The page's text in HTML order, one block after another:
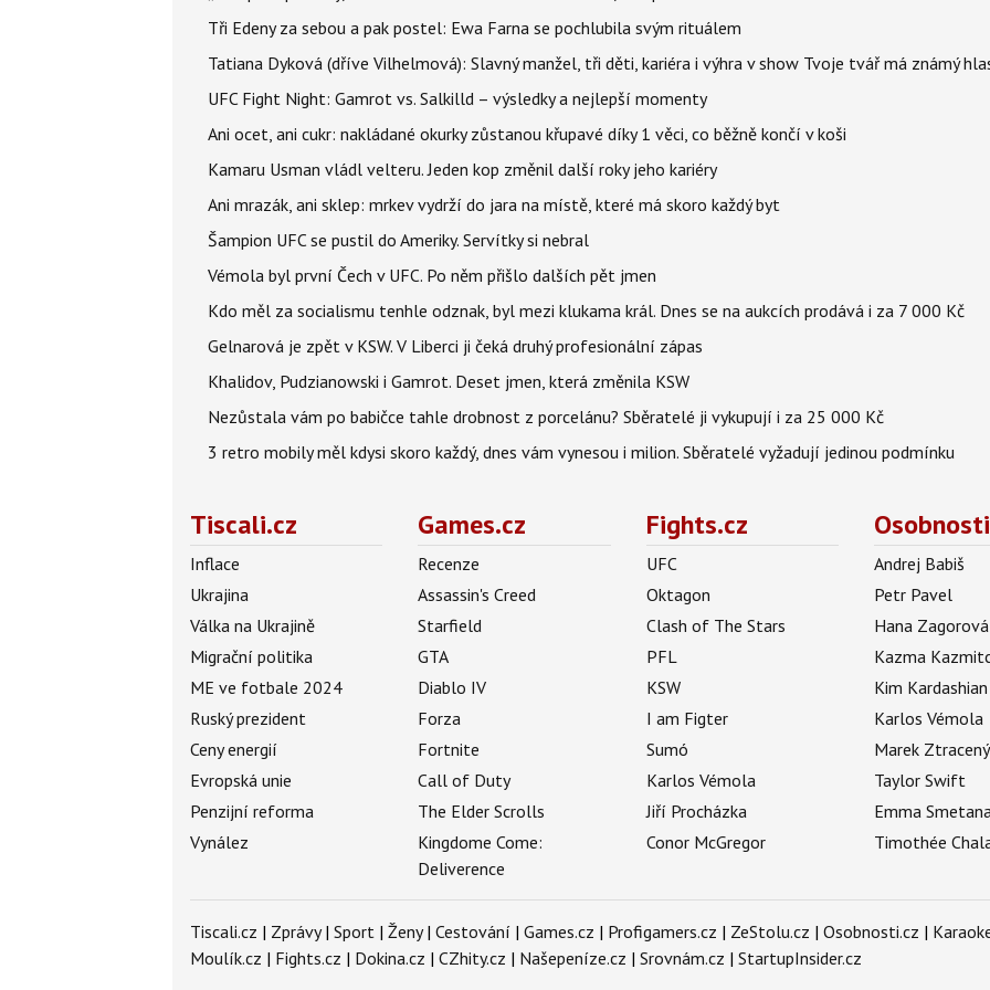
Tři Edeny za sebou a pak postel: Ewa Farna se pochlubila svým rituálem
Tatiana Dyková (dříve Vilhelmová): Slavný manžel, tři děti, kariéra i výhra v show Tvoje tvář má známý
UFC Fight Night: Gamrot vs. Salkilld – výsledky a nejlepší momenty
Ani ocet, ani cukr: nakládané okurky zůstanou křupavé díky 1 věci, co běžně končí v koši
Kamaru Usman vládl velteru. Jeden kop změnil další roky jeho kariéry
Ani mrazák, ani sklep: mrkev vydrží do jara na místě, které má skoro každý byt
Šampion UFC se pustil do Ameriky. Servítky si nebral
Vémola byl první Čech v UFC. Po něm přišlo dalších pět jmen
Kdo měl za socialismu tenhle odznak, byl mezi klukama král. Dnes se na aukcích prodává i za 7 000 Kč
Gelnarová je zpět v KSW. V Liberci ji čeká druhý profesionální zápas
Khalidov, Pudzianowski i Gamrot. Deset jmen, která změnila KSW
Nezůstala vám po babičce tahle drobnost z porcelánu? Sběratelé ji vykupují i za 25 000 Kč
3 retro mobily měl kdysi skoro každý, dnes vám vynesou i milion. Sběratelé vyžadují jedinou podmínku
Tiscali.cz
Inflace
Ukrajina
Válka na Ukrajině
Migrační politika
ME ve fotbale 2024
Ruský prezident
Ceny energií
Evropská unie
Penzijní reforma
Vynález
Games.cz
Recenze
Assassin's Creed
Starfield
GTA
Diablo IV
Forza
Fortnite
Call of Duty
The Elder Scrolls
Kingdome Come:
Deliverence
Fights.cz
UFC
Oktagon
Clash of The Stars
PFL
KSW
I am Figter
Sumó
Karlos Vémola
Jiří Procházka
Conor McGregor
Andrej Babiš
Petr Pavel
Hana Zagorová
Kazma
Kim Kardashian
Karlos Vémola
Marek Ztracený
Taylor Swift
Emma
Timothée
Tiscali.cz | Zprávy| Sport | Ženy| Cestování | Games.cz | Profigamers.cz | ZeStolu.cz | Osobnosti.cz |
Moulík.cz | Fights.cz | Dokina.cz | CZhity.cz | Našepeníze.cz | Srovnám.cz | StartupInsider.cz